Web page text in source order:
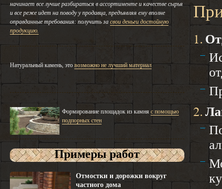
начинает все лучше разбираться в ассортименте и качестве сырья
и все реже идет на поводу у продавца, предъявляя ему вполне
оправданные требования: получить за свои деньги достойную
продукцию.
Натуральный камень, этовозможно не лучший материал
Формирование площадок из камня с помощью
подпорных стен
Примеры работ
Отмостки и дорожки вокруг
частного дома
1.
2.